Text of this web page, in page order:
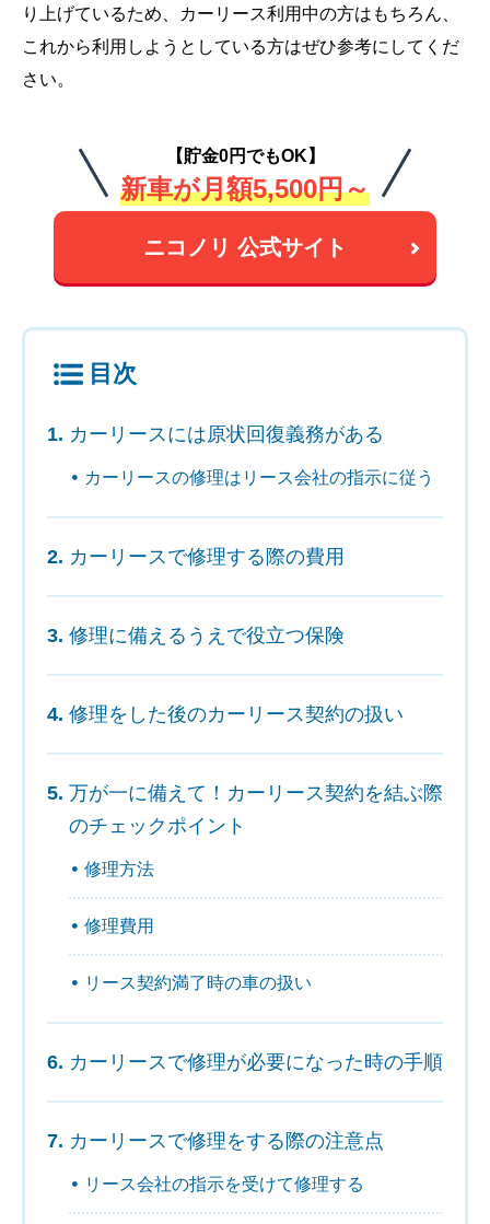
り上げているため、カーリース利用中の方はもちろん、
これから利用しようとしている方はぜひ参考にしてくだ
さい。
【貯金0円でもOK】
新車が月額5,500円～
ニコノリ 公式サイト
目次
カーリースには原状回復義務がある
カーリースの修理はリース会社の指示に従う
カーリースで修理する際の費用
修理に備えるうえで役立つ保険
修理をした後のカーリース契約の扱い
万が一に備えて！カーリース契約を結ぶ際
のチェックポイント
修理方法
修理費用
リース契約満了時の車の扱い
カーリースで修理が必要になった時の手順
カーリースで修理をする際の注意点
リース会社の指示を受けて修理する